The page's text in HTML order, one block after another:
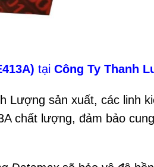
tại Công Ty Thanh
Lượng sản xuất, các linh
chất lượng, đảm bảo